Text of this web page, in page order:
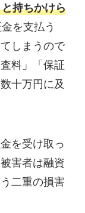
持ちかけら
を支払う
しまうので
料」「保証
十万円に及
を受け取っ
害者は融資
二重の損害